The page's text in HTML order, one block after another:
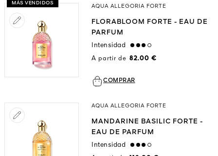
MÁS VENDIDOS
AQUA ALLEGORIA FORTE
FLORABLOOM FORTE - EAU DE
PARFUM
Intensidad
high
A partir de 82.00 €
COMPRAR
AQUA ALLEGORIA FORTE
MANDARINE BASILIC FORTE -
EAU DE PARFUM
Intensidad
high